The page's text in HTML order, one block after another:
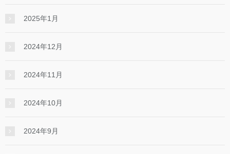
2025年1月
2024年12月
2024年11月
2024年10月
2024年9月